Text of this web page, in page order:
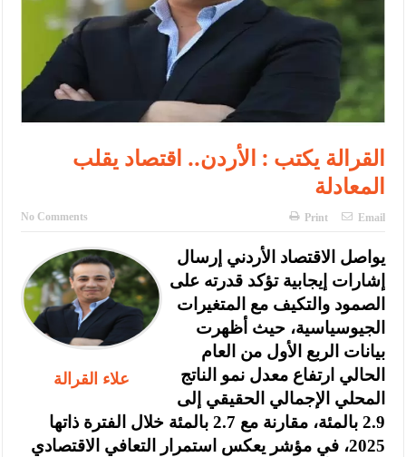
القاضي يلتقي رؤساء تحرير الصحف اليومية ويؤكد حرص مجلس النواب
على شراكة فاعلة مع الإعلام
دعوة المكلفين بخدمة العلم (الدفعة الثالثة) إلى مراجعة منصة خدمة
الملك يلتقي مجموعة من رفاق السلاح
القاضي محمود أحمد فريحات.. مبارك ومزيدا من التوفيق
القرالة يكتب : الأردن.. اقتصاد يقلب
المعادلة
No Comments Print Email
علاء القرالة
يواصل الاقتصاد الأردني إرسال
إشارات إيجابية تؤكد قدرته على
الصمود والتكيف مع المتغيرات
الجيوسياسية، حيث أظهرت
بيانات الربع الأول من العام
الحالي ارتفاع معدل نمو الناتج
المحلي الإجمالي الحقيقي إلى
2.9 بالمئة، مقارنة مع 2.7 بالمئة خلال الفترة ذاتها
2025، في مؤشر يعكس استمرار التعافي الاقتصادي